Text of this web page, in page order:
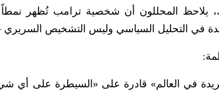
يلاحظ المحللون أن شخصية ترامب تُظهر
في التحليل السياسي وليس التشخيص السريري
في العالم» قادرة على «السيطرة على أي